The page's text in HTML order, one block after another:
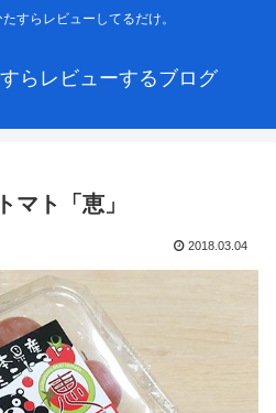
すらレビューしてるだけ。
らレビューするブログ
マト「恵」
2018.03.04